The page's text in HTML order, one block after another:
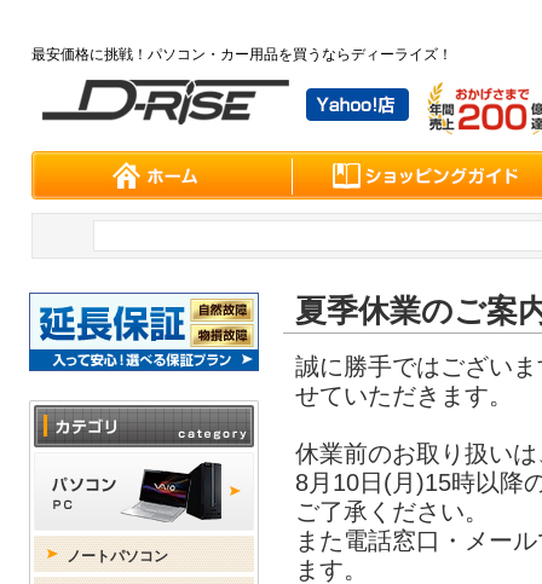
夏季休業のご案
誠に勝手ではござい
せていただきます。
休業前のお取り扱いは
8月10日(月)15時以降
ご了承ください。
また電話窓口・メー
ます。